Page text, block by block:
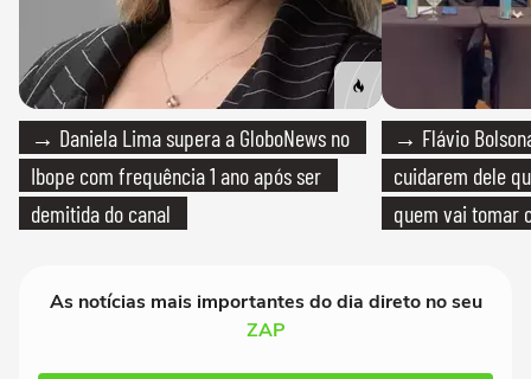
→ Daniela Lima supera a GloboNews no
Ibope com frequência 1 ano após ser
demitida do canal
→ Flávio
cuidarem dele
quem vai tomar
As notícias mais importantes do dia direto no seu
ZAP